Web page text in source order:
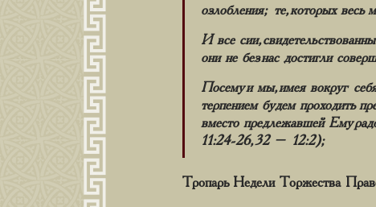
озлобления; те, которых
И все сии,
они не без нас достигли
Посему и мы, имея вокруг
терпением будем проходить
вместо предлежавшей Ему
11:24-26, 32 – 12:2);
Тропарь Недели Торжества